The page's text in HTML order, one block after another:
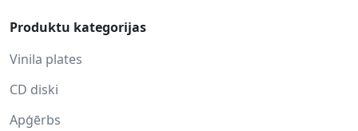
Produktu kategorijas
Vinila plates
CD diski
Apģērbs